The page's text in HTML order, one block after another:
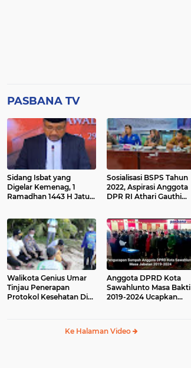
PASBANA TV
Sidang Isbat yang
Digelar Kemenag, 1
Ramadhan 1443 H Jatuh
Sosialisasi BSPS Tahun
2022, Aspirasi Anggota
DPR RI Athari Gauthi
Walikota Genius Umar
Tinjau Penerapan
Protokol Kesehatan Di
Anggota DPRD Kota
Sawahlunto Masa Bakti
2019-2024 Ucapkan
Ke Halaman Video